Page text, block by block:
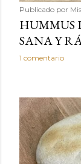
Publicado por
HUMMUS
SANA Y
1 comentario